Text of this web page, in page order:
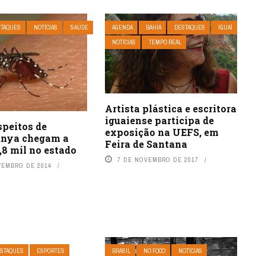
NOTÍCIAS
SAÚDE
de
chegam a
mil no estado
DE 2014
AGENDA BAHIA DESTAQUES
IGUAÍ
NOTÍCIAS
TEMPO REAL
Artista plástica e escritora
iguaiense participa de
exposição na UEFS, em
Feira de Santana
7 DE NOVEMBRO DE 2017
ESPORTES
BRASIL NO FOCO
NOTÍCIAS